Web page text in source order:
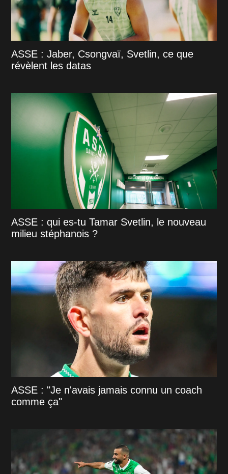
ASSE : Jaber, Csongvaï, Svetlin, ce que
révèlent les datas
ASSE : qui es-tu Tamar Svetlin, le nouveau
milieu stéphanois ?
ASSE : "Je n'avais jamais connu un coach
comme ça"